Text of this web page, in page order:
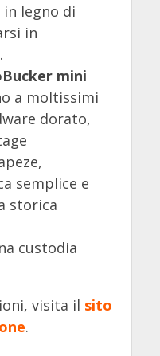
legno di
in
mini
a moltissimi
dorato,
semplice e
storica
custodia
visita il sito
.